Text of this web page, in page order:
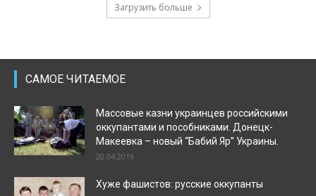
Загрузить больше
САМОЕ ЧИТАЕМОЕ
Массовые казни украинцев российскими
оккупантами и пособниками. Донецк-
Макеевка – новый “Бабий Яр” Украины.
20.04.2019
Хуже фашистов: русские оккупанты